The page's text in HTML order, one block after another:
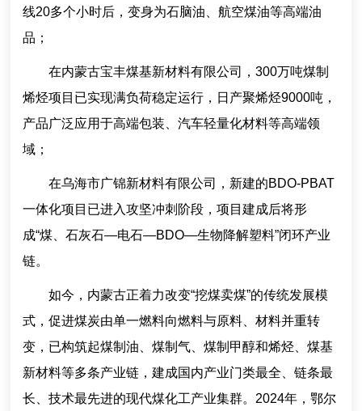
线20多个小时后，变身为石脑油、航空煤油等高端油
品；
在内蒙古宝丰煤基新材料有限公司，300万吨煤制
烯烃项目已实现满负荷稳定运行，日产聚烯烃9000吨，
产品广泛应用于高端包装、汽车轻量化材料等高端领
域；
在乌海市广锦新材料有限公司，新建的BDO-PBAT
一体化项目已进入攻坚冲刺阶段，项目建成后将形
成“煤、石灰石—电石—BDO—生物降解塑料”闭环产业
链。
如今，内蒙古正着力改变“挖煤卖煤”的传统发展模
式，促进煤炭由单一燃料向燃料与原料、材料并重转
变，已构筑起煤制油、煤制气、煤制甲醇和烯烃、煤基
新材料等多条产业链，建成国内产业门类最全、链条最
长、技术最先进的现代煤化工产业集群。2024年，鄂尔